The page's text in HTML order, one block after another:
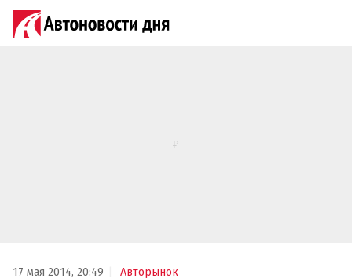
17 мая 2014, 20:49 Авторынок